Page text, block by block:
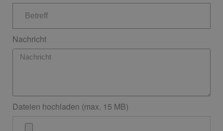
Nachricht
Dateien hochladen (max. 15 MB)